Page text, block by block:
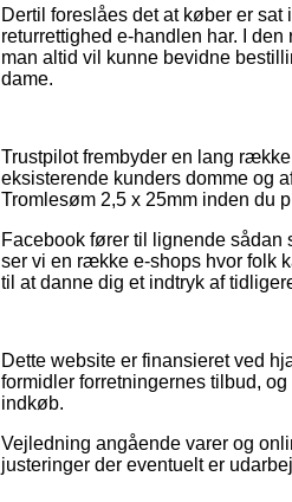
Dertil foreslåes det at køber er
returrettighed e-handlen har. I
man altid vil kunne bevidne
dame.
Trustpilot frembyder en lang
eksisterende kunders domme og
Tromlesøm 2,5 x 25mm inden du
Facebook fører til lignende
ser vi en række e-shops hvor folk
til at danne dig et indtryk af
Dette website er finansieret ved
formidler forretningernes tilbud,
indkøb.
Vejledning angående varer og
justeringer der eventuelt er